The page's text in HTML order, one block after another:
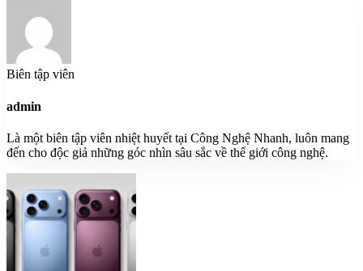
Biên tập viên
admin
Là một biên tập viên nhiệt huyết tại Công Nghệ Nhanh, luôn mang
đến cho độc giả những góc nhìn sâu sắc về thế giới công nghệ.